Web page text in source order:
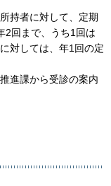
持者に対して、定期
2回まで、うち1回は
対しては、年1回の定
進課から受診の案内